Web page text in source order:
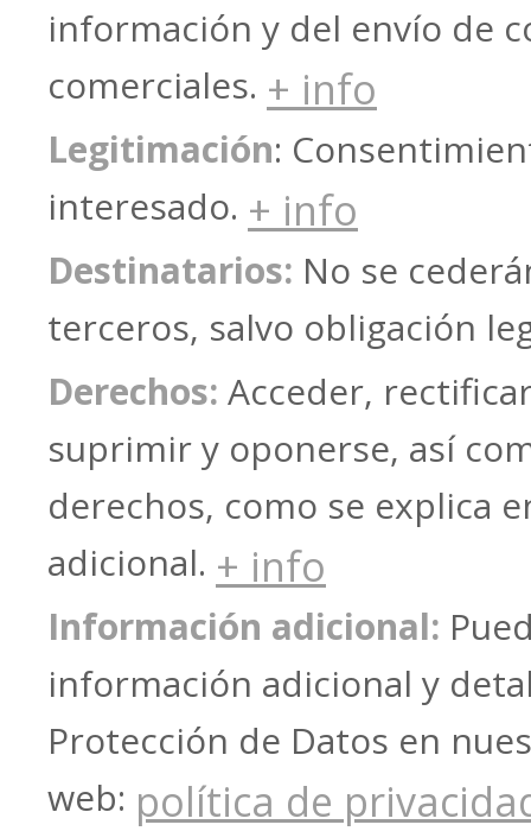
información y del envío de
comerciales. + info
Legitimación:
interesado. + info
Destinatarios: No se
terceros, salvo obligación
Derechos: Acceder,
suprimir y oponerse, así
derechos, como se explica
adicional. + info
Información adicional:
información adicional y
Protección de Datos en
web: política de